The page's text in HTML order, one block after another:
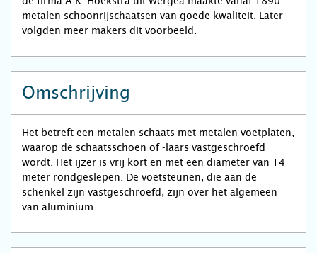
metalen schoonrijschaatsen van goede kwaliteit. Later
volgden meer makers dit voorbeeld.
Omschrijving
Het betreft een metalen schaats met metalen voetplaten,
waarop de schaatsschoen of -laars vastgeschroefd
wordt. Het ijzer is vrij kort en met een diameter van 14
meter rondgeslepen. De voetsteunen, die aan de
schenkel zijn vastgeschroefd, zijn over het algemeen
van aluminium.